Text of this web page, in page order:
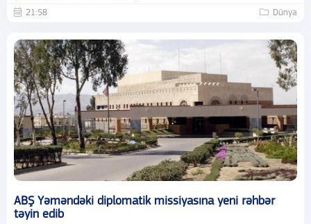
21:58 Dünya
ABŞ Yəməndəki diplomatik missiyasına yeni rəhbər
təyin edib